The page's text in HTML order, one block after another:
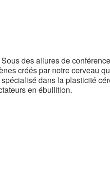
des allures de
créés par notre cerveau
dans la plasticité
en ébullition.